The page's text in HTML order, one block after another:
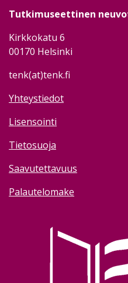
Tutkimuseettinen
Kirkkokatu 6
00170 Helsinki
tenk(at)tenk.fi
Yhteystiedot
Lisensointi
Tietosuoja
Saavutettavuus
Palautelomake